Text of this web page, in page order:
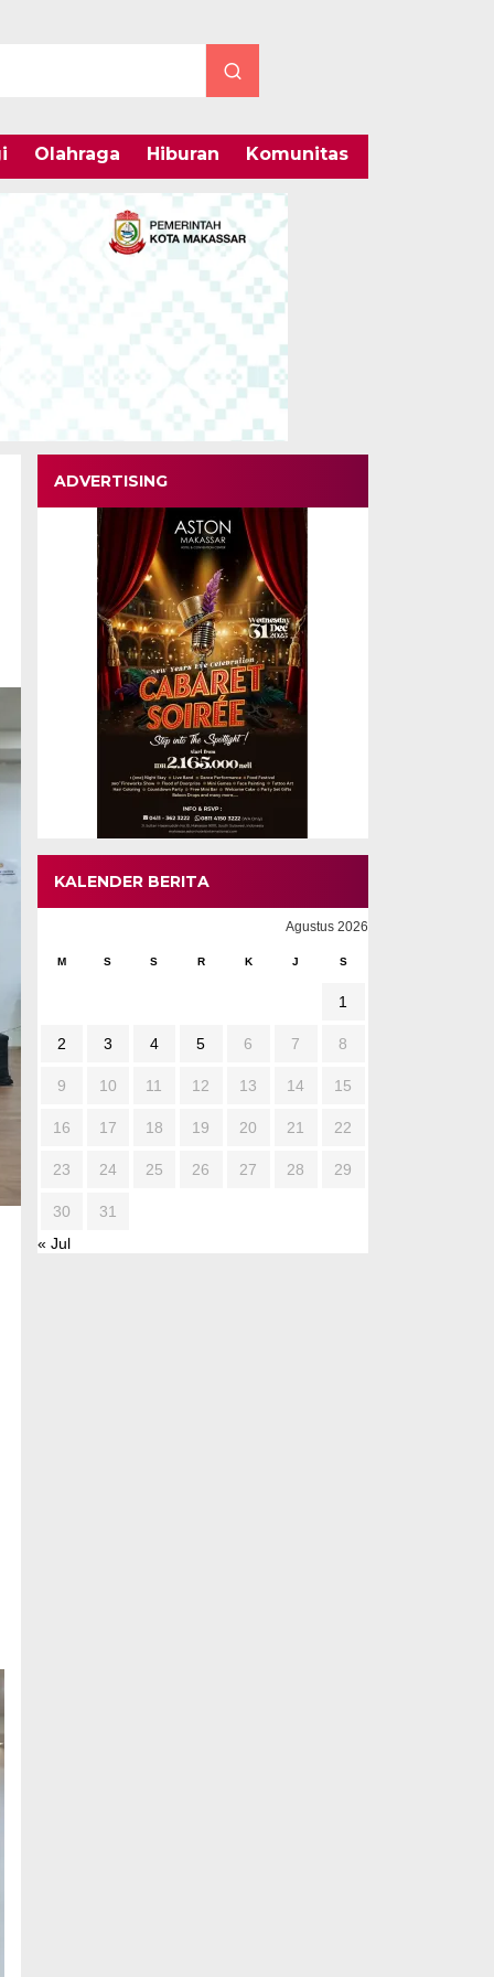
Olahraga Hiburan Komunitas
ADVERTISING
KALENDER BERITA
Agustus 2026
M S S R K J S
1
2 3 4 5 6 7 8
9 10 11 12 13 14 15
16 17 18 19 20 21 22
23 24 25 26 27 28 29
30
31
« Jul